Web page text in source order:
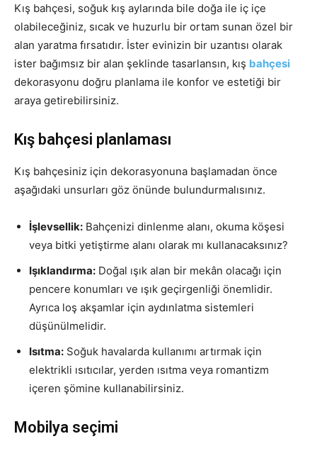
Kış bahçesi, soğuk kış aylarında bile doğa ile iç içe
olabileceğiniz, sıcak ve huzurlu bir ortam sunan özel bir
alan yaratma fırsatıdır. İster evinizin bir uzantısı olarak
ister bağımsız bir alan şeklinde tasarlansın, kış bahçesi
dekorasyonu doğru planlama ile konfor ve estetiği bir
araya getirebilirsiniz.
Kış bahçesi planlaması
Kış bahçesiniz için dekorasyonuna başlamadan önce
aşağıdaki unsurları göz önünde bulundurmalısınız.
İşlevsellik: Bahçenizi dinlenme alanı, okuma köşesi
veya bitki yetiştirme alanı olarak mı kullanacaksınız?
Işıklandırma: Doğal ışık alan bir mekân olacağı için
pencere konumları ve ışık geçirgenliği önemlidir.
Ayrıca loş akşamlar için aydınlatma sistemleri
düşünülmelidir.
Isıtma: Soğuk havalarda kullanımı artırmak için
elektrikli ısıtıcılar, yerden ısıtma veya romantizm
içeren şömine kullanabilirsiniz.
Mobilya seçimi